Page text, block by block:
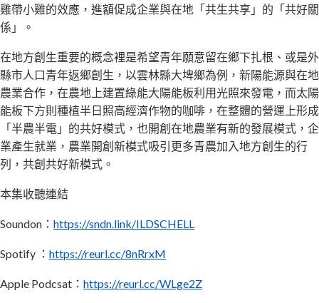
雞帶小雞的效應，進額促成企業與在地「共生共享」的「共好關
係」。
在地方創生重要的概念裡是希望青年願意留在鄉下扎根、或是外
縣市人口青年返鄉創生，以雲林縣大埤鄉為例，新陽能源與在地
農業合作，在農地上建置綠能大陽能板利用光照來發電，而太陽
能板下方則種植半日照高經濟作物的咖啡，在整體的營運上形成
「半農半電」的共好模式，也開創在地農業有新的發展模式，企
業產生就業，農業開創新模式吸引更多青農加入地方創生的行
列，共創共好新模式。
本集收聽連結
Soundon： https://sndn.link/ILDSCHELL
Spotify ： https://reurl.cc/8nRrxM
Apple Podcsat： https://reurl.cc/WLge2Z